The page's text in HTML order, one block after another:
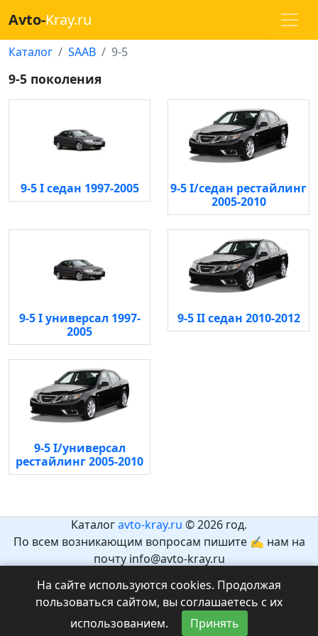
Avto-Kray.ru
Каталог SAAB 9-5
9-5 поколения
9-5 I седан 1997-2005
9-5 I/седан рестайлинг
2005-2010
9-5 I универсал 1997-
2005
9-5 II седан 2010-2012
9-5 I/универсал
рестайлинг 2005-2010
Каталогavto-kray.ru © 2026 год.
По всем возникающим вопросам пишите ✍ нам на
почту info@avto-kray.ru
которая может причинить вред здоровью и развитию
детей.
Рекомендуемый возраст 12+.
На сайте используются cookies. Продолжая
пользоваться сайтом, вы соглашаетесь с их
использованием.
Принять